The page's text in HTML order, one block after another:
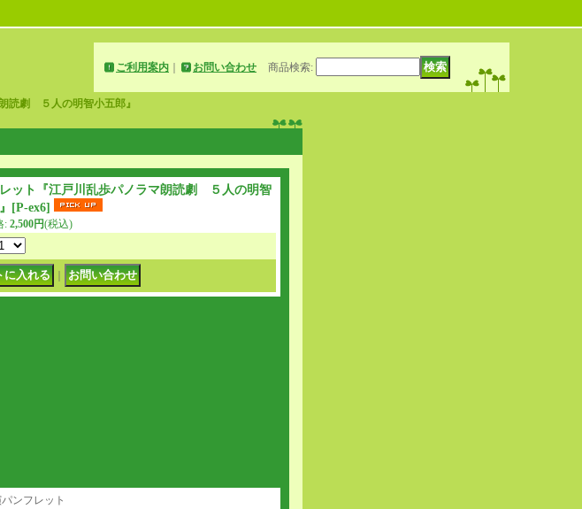
ご利用案内 お問い合わせ 商品検索:
読劇 ５人の明智小五郎』
ット『江戸川乱歩パノラマ朗読劇 ５人の明智
[P-ex6]
: 2,500円(税込)
ンフレット